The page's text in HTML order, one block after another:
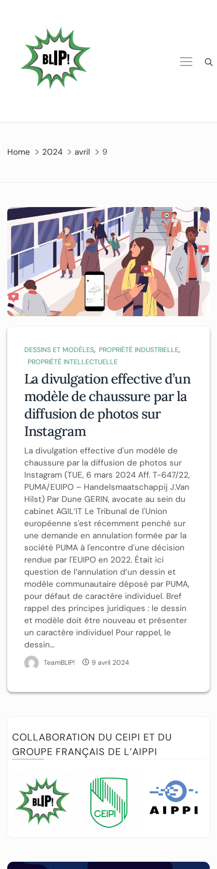
Home 2024 avril 9
DESSINS ET MODÈLES, PROPRIÉTÉ INDUSTRIELLE,
PROPRIÉTÉ INTELLECTUELLE
La divulgation effective d’un
modèle de chaussure par la
diffusion de photos sur
Instagram
La divulgation effective d'un modèle de
chaussure par la diffusion de photos sur
Instagram (TUE, 6 mars 2024 Aff. T-647/22,
PUMA/EUIPO – Handelsmaatschappij J.Van
Hilst) Par Dune GERIN, avocate au sein du
cabinet AGIL’IT Le Tribunal de l'Union
européenne s'est récemment penché sur
une demande en annulation formée par la
société PUMA à l'encontre d'une décision
rendue par l'EUIPO en 2022. Était ici
question de l’annulation d’un dessin et
modèle communautaire déposé par PUMA,
pour défaut de caractère individuel. Bref
rappel des principes juridiques : le dessin
et modèle doit être nouveau et présenter
un caractère individuel Pour rappel, le
dessin...
TeamBLIP! 9 avril 2024
COLLABORATION DU CEIPI ET DU
GROUPE FRANÇAIS DE L’AIPPI